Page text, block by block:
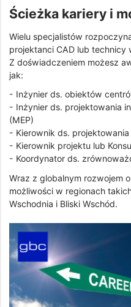
Ścieżka kariery i
Wielu specjalistów
projektanci CAD lub technicy
Z doświadczeniem możesz
jak:
- Inżynier ds. obiektów
- Inżynier ds. projektowania
(MEP)
- Kierownik ds.
- Kierownik projektu lub
- Koordynator ds.
Wraz z globalnym rozwojem
możliwości w regionach
Wschodnia i Bliski Wschód.